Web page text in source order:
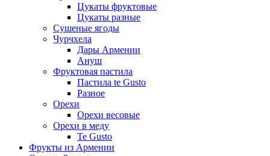
Цукаты фруктовые
Цукаты разные
Сушеные ягоды
Чурчхела
Дары Армении
Ануш
Фруктовая пастила
Пастила te Gusto
Разное
Орехи
Орехи весовые
Орехи в меду
Te Gusto
Фрукты из Армении